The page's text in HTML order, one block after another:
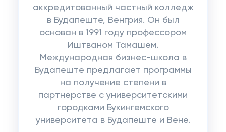
аккредитованный частный колледж
в Будапеште, Венгрия. Он был
основан в 1991 году профессором
Иштваном Тамашем.
Международная бизнес-школа в
Будапеште предлагает программы
на получение степени в
партнерстве с университетскими
городками Букингемского
университета в Будапеште и Вене.